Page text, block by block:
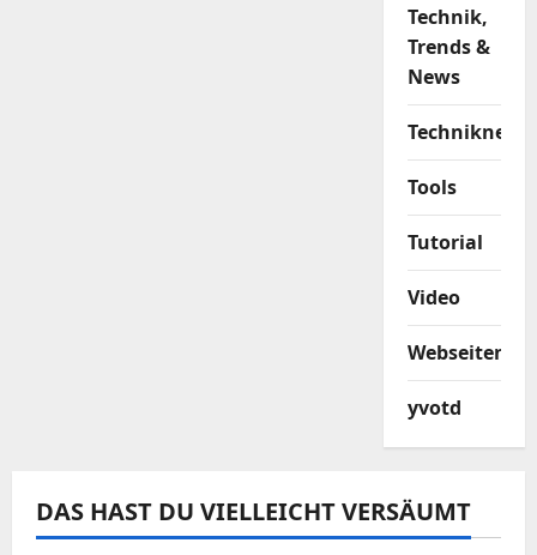
Technik,
Trends &
News
Techniknews
Tools
Tutorial
Video
Webseiten
yvotd
DAS HAST DU VIELLEICHT VERSÄUMT